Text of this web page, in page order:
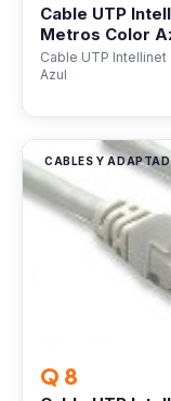
Cable UTP
Metros Color
Cable UTP
Azul
CABLES Y
Q 8